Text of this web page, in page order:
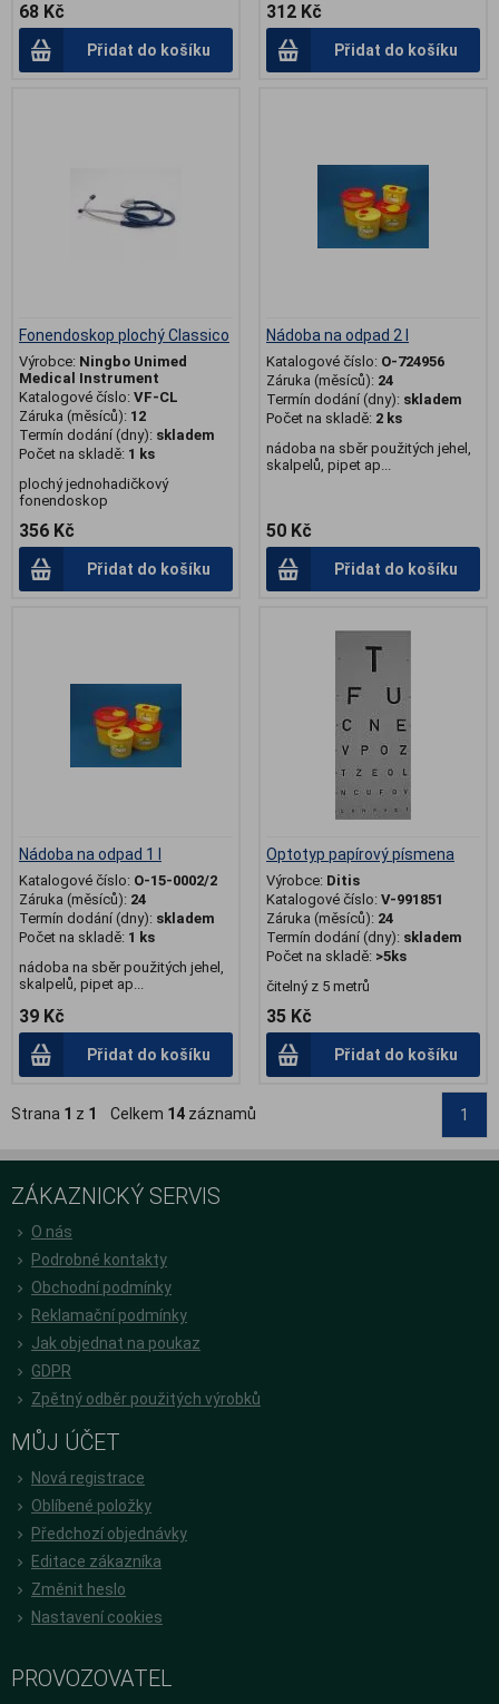
68 Kč
Přidat do košíku
312 Kč
Přidat do košíku
Fonendoskop plochý Classico
Výrobce: Ningbo Unimed
Medical Instrument
Katalogové číslo: VF-CL
Záruka (měsíců): 12
Termín dodání (dny): skladem
Počet na skladě: 1 ks
plochý jednohadičkový
fonendoskop
356 Kč
Přidat do košíku
Nádoba na odpad 2 l
Katalogové číslo: O-724956
Záruka (měsíců): 24
Termín dodání (dny): skladem
Počet na skladě: 2 ks
nádoba na sběr použitých jehel,
skalpelů, pipet ap...
50 Kč
Přidat do košíku
Nádoba na odpad 1 l
Katalogové číslo: O-15-0002/2
Záruka (měsíců): 24
Termín dodání (dny): skladem
Počet na skladě: 1 ks
nádoba na sběr použitých jehel,
skalpelů, pipet ap...
39 Kč
Přidat do košíku
Optotyp papírový písmena
Výrobce: Ditis
Katalogové číslo: V-991851
Záruka (měsíců): 24
Termín dodání (dny): skladem
Počet na skladě: >5ks
čitelný z 5 metrů
35 Kč
Přidat do košíku
Strana 1 z 1 Celkem 14 záznamů 1
ZÁKAZNICKÝ SERVIS
O nás
Podrobné kontakty
Obchodní podmínky
Reklamační podmínky
Jak objednat na poukaz
GDPR
Zpětný odběr použitých výrobků
MŮJ ÚČET
Nová registrace
Oblíbené položky
Předchozí objednávky
Editace zákazníka
Změnit heslo
Nastavení cookies
PROVOZOVATEL